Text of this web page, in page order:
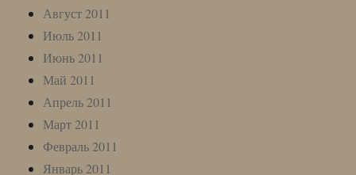
Август 2011
Июль 2011
Июнь 2011
Май 2011
Апрель 2011
Март 2011
Февраль 2011
Январь 2011